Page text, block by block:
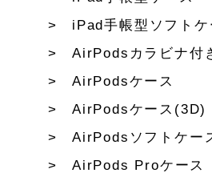
iPad手帳型ソフトケ
AirPodsカラビナ付
AirPodsケース
AirPodsケース(3D)
AirPodsソフトケー
AirPods Proケース